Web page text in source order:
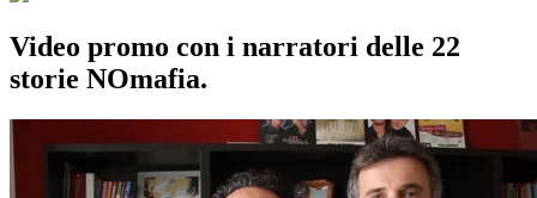
Video promo con i narratori delle 22
storie NOmafia.